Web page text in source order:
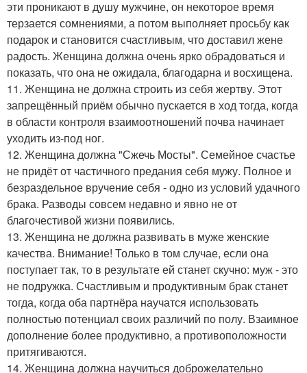
эти проникают в душу мужчине, он некоторое время
терзается сомнениями, а потом выполняет просьбу как
подарок и становится счастливым, что доставил жене
радость. Женщина должна очень ярко обрадоваться и
показать, что она не ожидала, благодарна и восхищена.
11. Женщина не должна строить из себя жертву. Этот
запрещённый приём обычно пускается в ход тогда, когда
в области контроля взаимоотношений почва начинает
уходить из-под ног.
12. Женщина должна "Сжечь Мосты". Семейное счастье
не придёт от частичного предания себя мужу. Полное и
безраздельное вручение себя - одно из условий удачного
брака. Разводы совсем недавно и явно не от
благочестивой жизни появились.
13. Женщина не должна развивать в муже женские
качества. Внимание! Только в том случае, если она
поступает так, то в результате ей станет скучно: муж - это
не подружка. Счастливым и продуктивным брак станет
тогда, когда оба партнёра научатся использовать
полностью потенциал своих различий по полу. Взаимное
дополнение более продуктивно, а противоположности
притягиваются.
14. Женщина должна научиться доброжелательно